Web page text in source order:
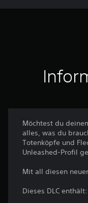
Möchtest du
alles, was du
Totenköpfe und
Unleashed-Profil
Mit all diesen
Dieses DLC enthält: